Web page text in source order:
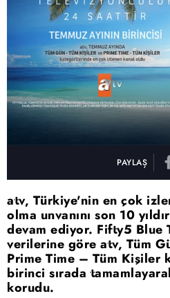
PAYLAŞ
atv, Türkiye'nin en çok
olma unvanını son 10
devam ediyor. Fifty5 Blue
verilerine göre atv, Tüm
Prime Time – Tüm Kişiler
birinci sırada
korudu.